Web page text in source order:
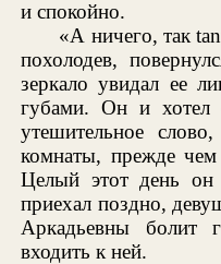
и спокойно.
«А ничего, так
похолодев,
зеркало увидал ее
губами. Он и хотел
утешительное
комнаты, прежде
Целый этот день он
приехал поздно,
Аркадьевны болит
входить к ней.